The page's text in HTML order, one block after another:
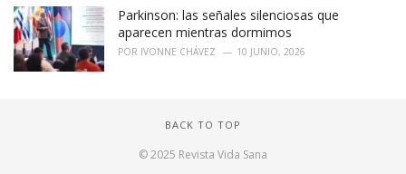
Parkinson: las señales silenciosas que
aparecen mientras dormimos
POR IVONNE CHÁVEZ 10 JUNIO, 2026
BACK TO TOP
© 2025 Revista Vida Sana